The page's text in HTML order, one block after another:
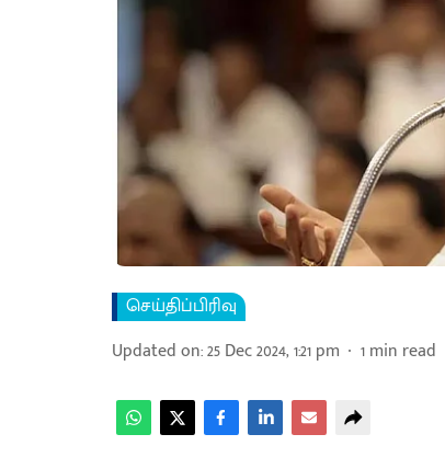
செய்திப்பிரிவு
Updated on:25 Dec 2024, 1:21 pm 1min read